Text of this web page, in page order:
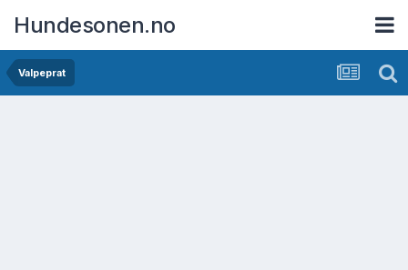
Hundesonen.no
Valpeprat